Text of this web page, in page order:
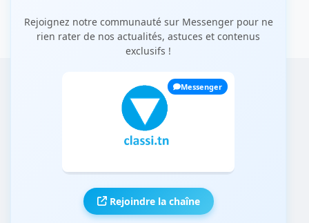
Rejoignez notre communauté sur Messenger pour ne
rien rater de nos actualités, astuces et contenus
exclusifs !
Messenger
Rejoindre la chaîne